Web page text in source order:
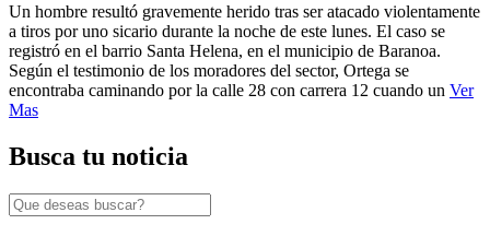
Un hombre resultó gravemente herido tras ser atacado violentamente
a tiros por uno sicario durante la noche de este lunes. El caso se
registró en el barrio Santa Helena, en el municipio de Baranoa.
Según el testimonio de los moradores del sector, Ortega se
encontraba caminando por la calle 28 con carrera 12 cuando un Ver
Mas
Busca tu noticia